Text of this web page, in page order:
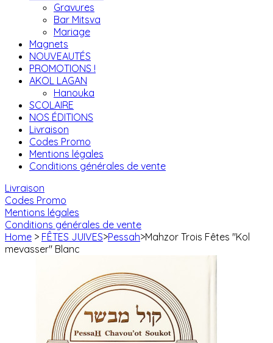
Gravures
Bar Mitsva
Mariage
Magnets
NOUVEAUTÉS
PROMOTIONS !
AKOL LAGAN
Hanouka
SCOLAIRE
NOS ÉDITIONS
Livraison
Codes Promo
Mentions légales
Conditions générales de vente
Livraison
Codes Promo
Mentions légales
Conditions générales de vente
Home > FÊTES JUIVES>Pessah>Mahzor Trois Fêtes "Kol
mevasser" Blanc